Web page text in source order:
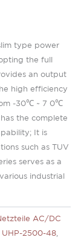
type power
the full
an output
high efficiency
-30℃ ~ 7 0℃
the complete
It is
such as TUV
serves as a
industrial
AC/DC
UHP-2500-48